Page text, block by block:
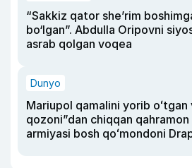
“Sakkiz qator she’rim
bo‘lgan”. Abdulla Oripovni
asrab qolgan voqea
Dunyo
Mariupol qamalini yorib oʻtgan
qozoni”dan chiqqan
armiyasi bosh qoʻmondoni